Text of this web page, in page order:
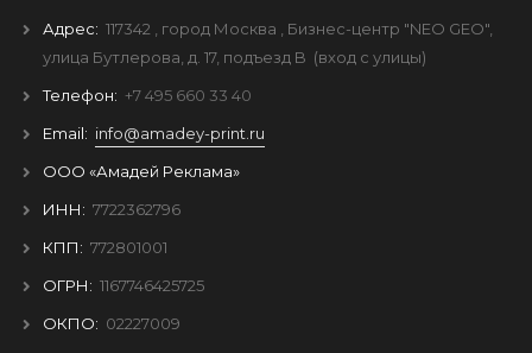
Адрес: 117342 , город Москва , Бизнес-центр "NEO GEO",
улица Бутлерова, д. 17, подъезд B (вход с улицы)
Телефон: +7 495 660 33 40
Email: info@amadey-print.ru
ООО «Амадей Реклама»
ИНН: 7722362796
КПП: 772801001
ОГРН: 1167746425725
ОКПО: 02227009